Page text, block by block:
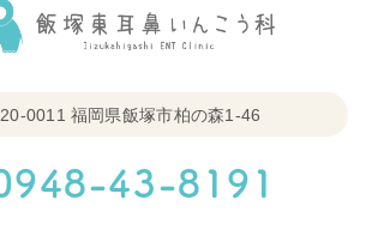
0011 福岡県飯塚市柏の森1-46
43-8191